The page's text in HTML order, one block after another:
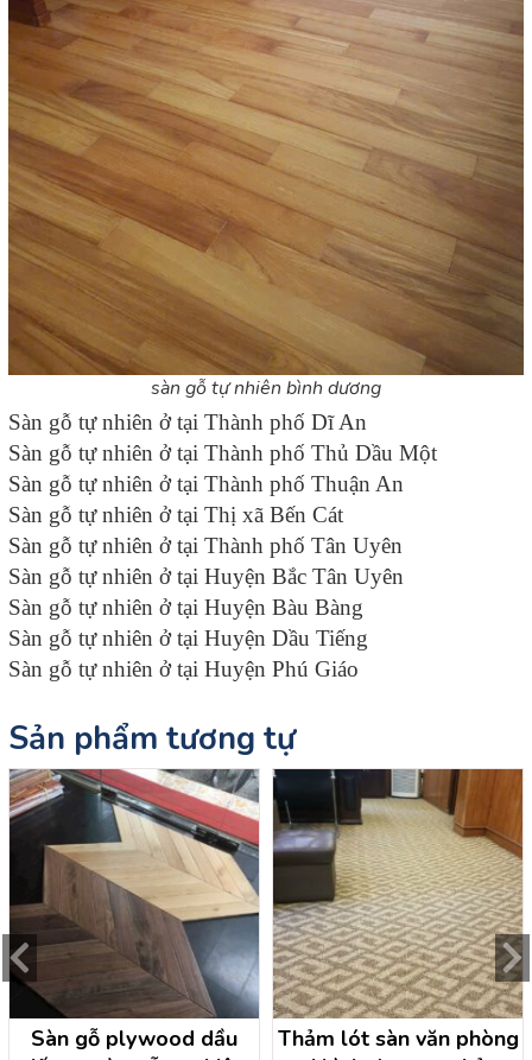
sàn gỗ tự nhiên bình dương
Sàn gỗ tự nhiên ở tại Thành phố Dĩ An
Sàn gỗ tự nhiên ở tại Thành phố Thủ Dầu Một
Sàn gỗ tự nhiên ở tại Thành phố Thuận An
Sàn gỗ tự nhiên ở tại Thị xã Bến Cát
Sàn gỗ tự nhiên ở tại Thành phố Tân Uyên
Sàn gỗ tự nhiên ở tại Huyện Bắc Tân Uyên
Sàn gỗ tự nhiên ở tại Huyện Bàu Bàng
Sàn gỗ tự nhiên ở tại Huyện Dầu Tiếng
Sàn gỗ tự nhiên ở tại Huyện Phú Giáo
Sản phẩm tương tự
Sàn gỗ plywood dầu
Thảm lót sàn văn phòng